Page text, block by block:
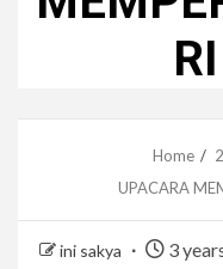
Home
UPACARA
ini sakya 3